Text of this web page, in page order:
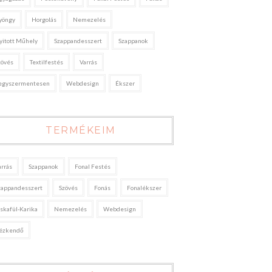
Horgolás Nemezelés
Műhely Szappandesszert Szappanok
Textilfestés Varrás
Webdesign Ékszer
TERMÉKEIM
Szappanok Fonal Festés
Szövés Fonás Fonalékszer
Karika Nemezelés Webdesign